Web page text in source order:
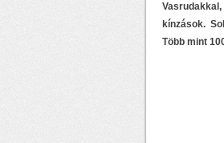
kínzások.
Több mint